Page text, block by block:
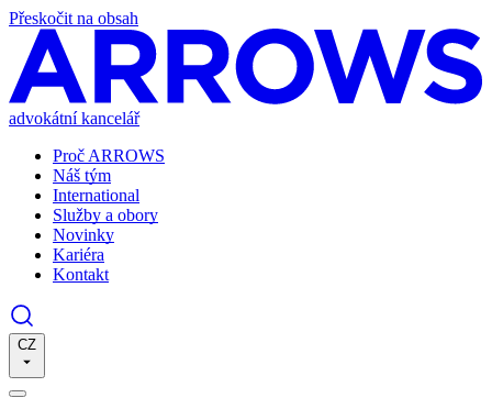
Přeskočit na obsah
advokátní kancelář
Proč ARROWS
Náš tým
International
Služby a obory
Novinky
Kariéra
Kontakt
CZ